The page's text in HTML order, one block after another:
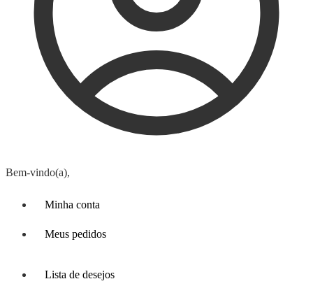
Bem-vindo(a),
Minha conta
Meus pedidos
Lista de desejos